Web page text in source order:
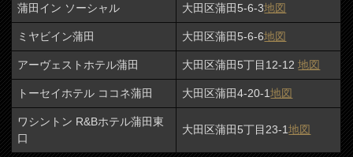
蒲田イン ソーシャル 大田区蒲田5-6-3地図
ミヤビイン蒲田 大田区蒲田5-6-6地図
アーヴェストホテル蒲田 大田区蒲田5丁目12-12地図
トーセイホテル ココネ蒲田 大田区蒲田4-20-1地図
ワシントン R&Bホテル蒲田東
口
大田区蒲田5丁目23-1地図